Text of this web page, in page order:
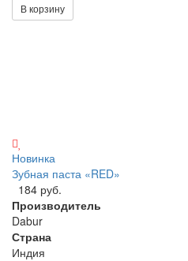
В корзину
Новинка
Зубная паста «RED»
184 руб.
Производитель
Dabur
Страна
Индия